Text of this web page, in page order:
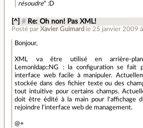
résoudre" :D
[^] # Re: Oh non! Pas XML!
Posté par Xavier Guimard le 25 janvier 2009
Bonjour,
XML va être utilisé en arrière-
Lemonldap::NG : la configuration se fait
interface web facile à manipuler.
stockée dans des fichier texte ou des
tout intuitive pour certains champs.
doit être édité à la main pour l'affichage
rejoindre l'interface web de management.
@+